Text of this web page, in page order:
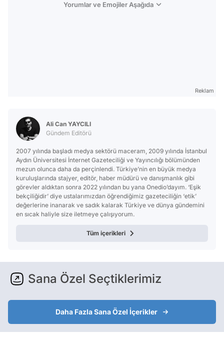
Yorumlar ve Emojiler Aşağıda
Reklam
Ali Can YAYCILI
Gündem Editörü
2007 yılında başladı medya sektörü maceram, 2009 yılında İstanbul
Aydın Üniversitesi İnternet Gazeteciliği ve Yayıncılığı bölümünden
mezun olunca daha da perçinlendi. Türkiye’nin en büyük medya
kuruluşlarında stajyer, editör, haber müdürü ve danışmanlık gibi
görevler aldıktan sonra 2022 yılından bu yana Onedio’dayım. ‘Eşik
bekçiliğidir’ diye ustalarımızdan öğrendiğimiz gazeteciliğin ‘etik’
değerlerine inanarak ve sadık kalarak Türkiye ve dünya gündemini
en sıcak haliyle size iletmeye çalışıyorum.
Tüm içerikleri
Sana Özel Seçtiklerimiz
Daha Fazla Sana Özel İçerikler